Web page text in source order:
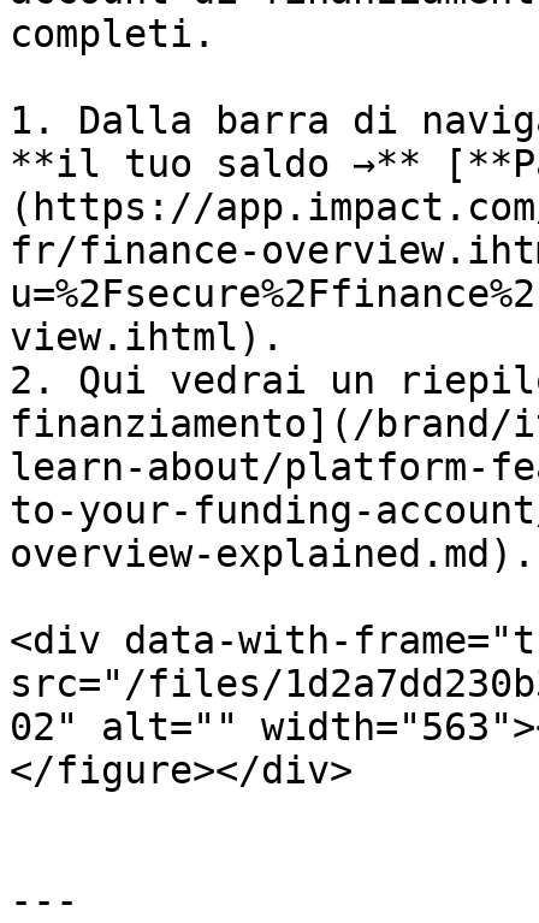
completi.
1. Dalla barra di
**il tuo saldo →**
(https://
fr/finance-
view.ihtml).
2. Qui vedrai un
finanziamento](/
learn-about/platform-
to-your-funding-
overview-explained.md).
<div data-with-
src="/files/
02" alt=""
</figure></div>
---